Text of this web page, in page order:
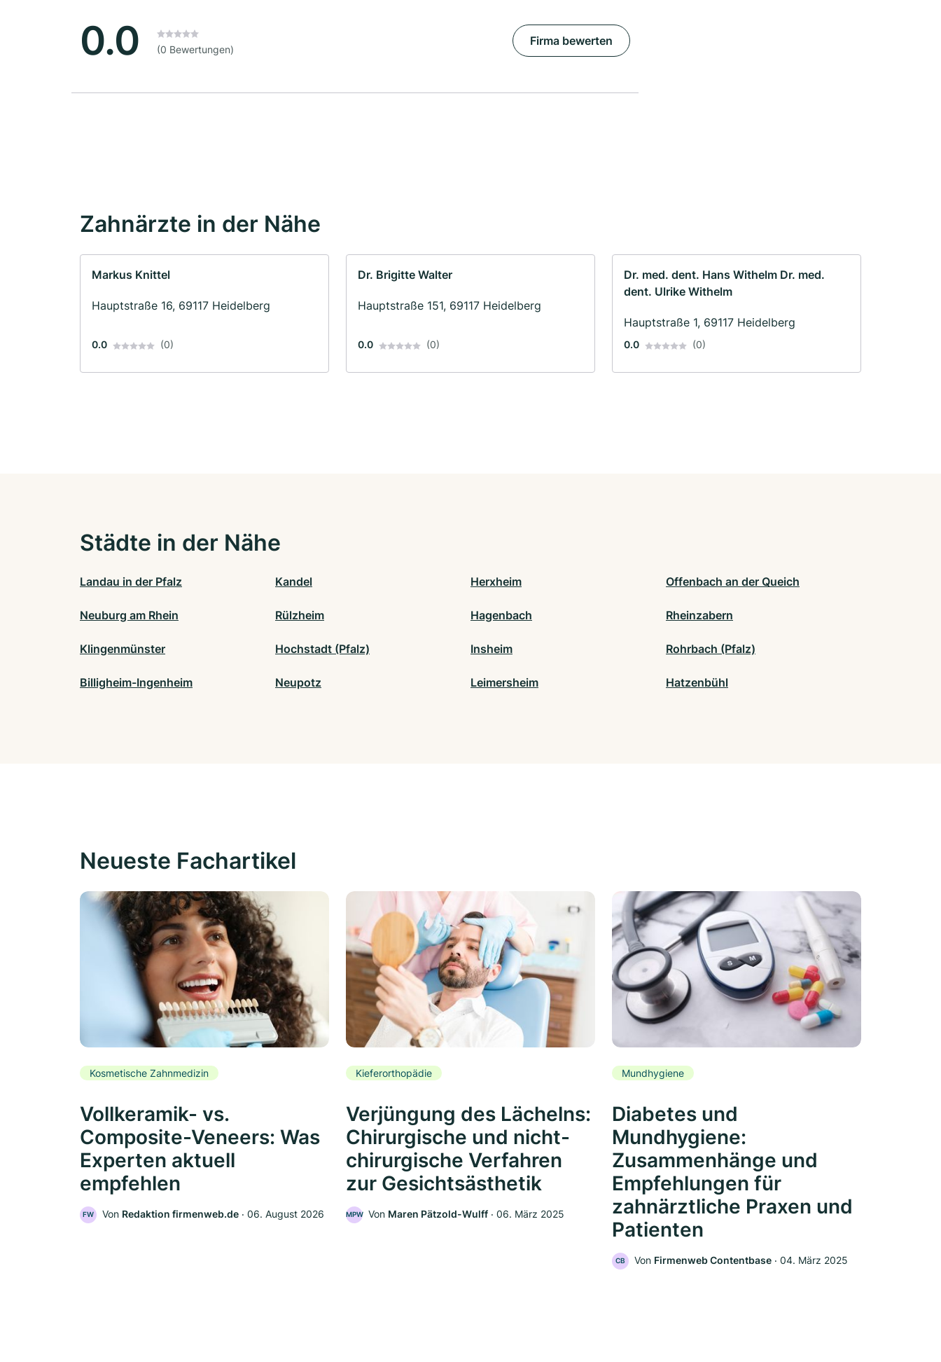
0.0 (0 Bewertungen)
Firma bewerten
Zahnärzte in der Nähe
Markus Knittel
Hauptstraße 16, 69117 Heidelberg
0.0 (0)
Dr. Brigitte Walter
Hauptstraße 151, 69117 Heidelberg
0.0 (0)
Dr. med. dent. Hans Withelm Dr. med.
dent. Ulrike Withelm
Hauptstraße 1, 69117 Heidelberg
0.0 (0)
Städte in der Nähe
Landau in der Pfalz Kandel Herxheim Offenbach an der Queich
Neuburg am Rhein Rülzheim Hagenbach Rheinzabern
Klingenmünster Hochstadt (Pfalz) Insheim Rohrbach (Pfalz)
Billigheim-Ingenheim Neupotz Leimersheim Hatzenbühl
Neueste Fachartikel
Kosmetische Zahnmedizin
Vollkeramik- vs.
Composite-Veneers: Was
Experten aktuell
empfehlen
FW Von Redaktion firmenweb.de ‧ 06. August 2026
Kieferorthopädie
Verjüngung des Lächelns:
Chirurgische und nicht-
chirurgische Verfahren
zur Gesichtsästhetik
MPW Von Maren Pätzold-Wulff ‧ 06. März 2025
Mundhygiene
Diabetes und
Mundhygiene:
Zusammenhänge und
Empfehlungen für
zahnärztliche Praxen und
Patienten
CB Von Firmenweb Contentbase ‧ 04. März 2025